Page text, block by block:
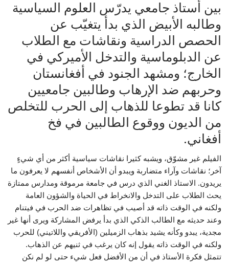
بين أستاذ جامعي يدرّس العلوم السياسية
وطالبه الأبيض الذي بدأ يتغيّب عن
الحصص الدراسية ونقاشات مع الطلاب
عن الدبلوماسية والتدخل الأميركي في
الخارج؛ ومشهد الجنود في أفغانستان
وحربهم ضد الإرهاب وطالبين جامعيين
كانا قد تطوعا للذهاب إلى الحرب للتخلص
من الديون ووقوع الطالبين في فخ
أفغاني.
الفيلم غير مشوّق، ويشبه كثيرا نقاشات سياسية أكثر من أي شيءٍ
آخر؛ نقاشات وآراء متضاربة ويبدو أن الأشخاص أنفسهم لا يعرفون ما
يريدون. الاستاذ الغني الذي درس في جامعة مرموقة ومدارس ممتازة
يحث الطلاب على التدخل والانخراط في الحياة والشؤون العامة
ولكنه في الوقت ذاته قد أصيب في تظاهرات ضد الحرب في فيتنام
وعند حديثه مع الطالب الذكي الذي بدأ يرفض المشاركة ويرى أنها غير
مجدية، يبدو وكأنه يشيد بذهاب الزميلين (الأفريقي واللاتيني) للحرب
ولكنه في الوقت ذاته يقول إنه كان يرغب في ثنيهم عن الذهاب.
تتمثل فكرة الأستاذ في أن من الأفضل فعل شيء حتى لو لم نكن